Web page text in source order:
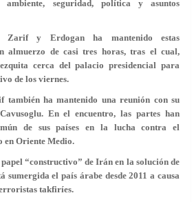
ambiente, seguridad, política y asuntos
Zarif y Erdogan ha mantenido estas
almuerzo de casi tres horas, tras el cual,
cerca del palacio presidencial para
de los viernes.
también ha mantenido una reunión con su
En el encuentro, las partes han
de sus países en la lucha contra el
en Oriente Medio.
“constructivo” de Irán en la solución de
sumergida el país árabe desde 2011 a causa
takfiríes.